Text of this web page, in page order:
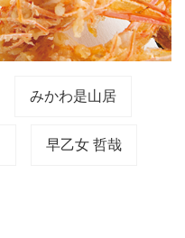
みかわ是山居
早乙女 哲哉